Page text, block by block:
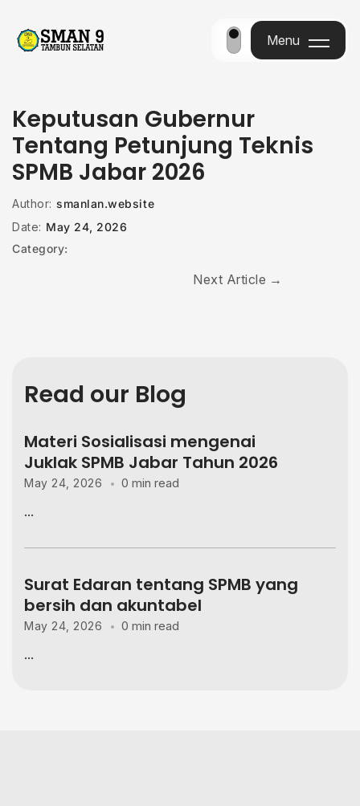
Menu
Keputusan Gubernur
Tentang Petunjung Teknis
SPMB Jabar 2026
Author: smanlan.website
Date: May 24, 2026
Category:
Next Article
Read our Blog
Materi Sosialisasi mengenai
Juklak SPMB Jabar Tahun 2026
May 24, 2026 0 min read
...
Surat Edaran tentang SPMB yang
bersih dan akuntabel
May 24, 2026 0 min read
...